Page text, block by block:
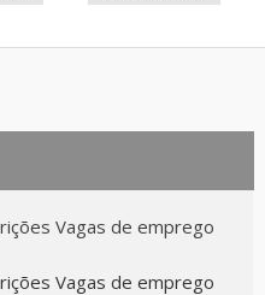
Vagas de emprego
Vagas de emprego